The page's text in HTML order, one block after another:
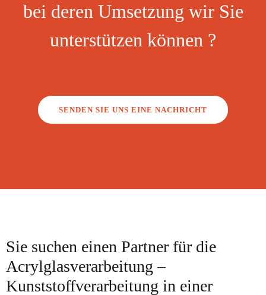
bei deren Umsetzung wir Sie
unterstützen können ?
SENDEN SIE UNS EINE NACHRICHT
Sie suchen einen Partner für die
Acrylglasverarbeitung –
Kunststoffverarbeitung in einer